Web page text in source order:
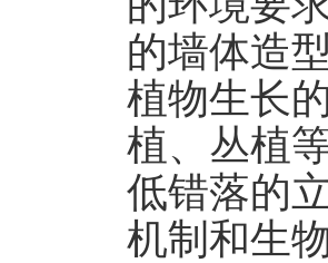
的墙体造
植物生长
植、丛植
低错落的
机制和生